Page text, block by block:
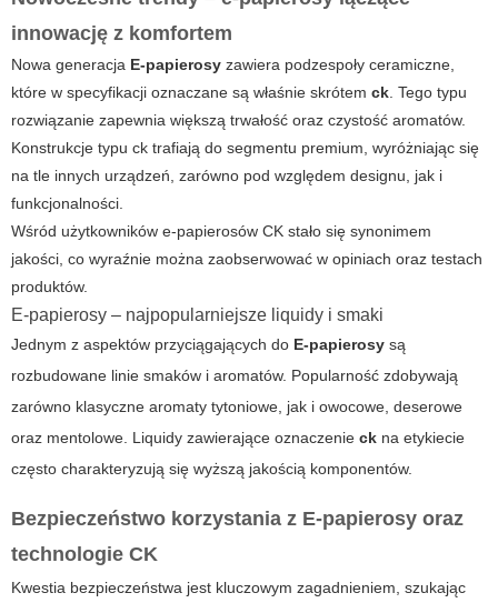
innowację z komfortem
Nowa generacja E-papierosy zawiera podzespoły ceramiczne,
które w specyfikacji oznaczane są właśnie skrótem ck. Tego typu
rozwiązanie zapewnia większą trwałość oraz czystość aromatów.
Konstrukcje typu ck trafiają do segmentu premium, wyróżniając się
na tle innych urządzeń, zarówno pod względem designu, jak i
funkcjonalności.
Wśród użytkowników e-papierosów CK stało się synonimem
jakości, co wyraźnie można zaobserwować w opiniach oraz testach
produktów.
E-papierosy – najpopularniejsze liquidy i smaki
Jednym z aspektów przyciągających do E-papierosy są
rozbudowane linie smaków i aromatów. Popularność zdobywają
zarówno klasyczne aromaty tytoniowe, jak i owocowe, deserowe
oraz mentolowe. Liquidy zawierające oznaczenie ck na etykiecie
często charakteryzują się wyższą jakością komponentów.
Bezpieczeństwo korzystania z E-papierosy oraz
technologie CK
Kwestia bezpieczeństwa jest kluczowym zagadnieniem, szukając